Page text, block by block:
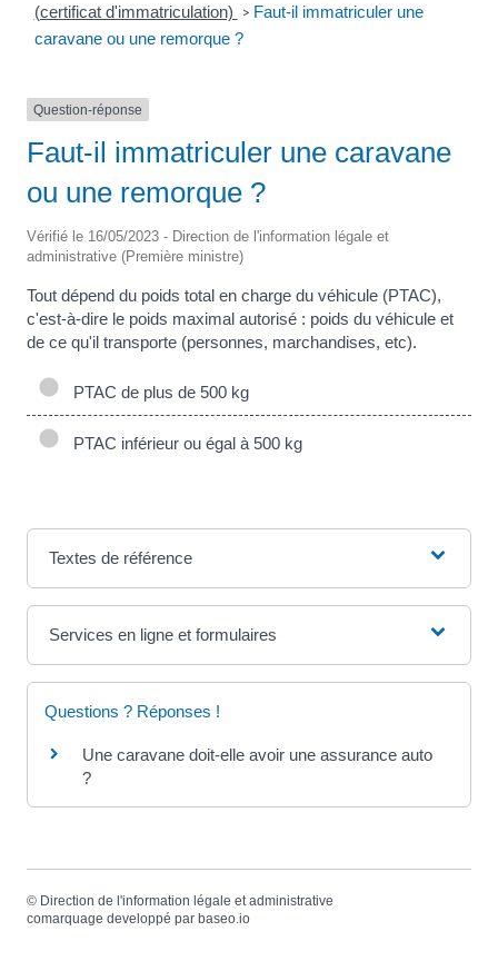
(certificat d'immatriculation)
> Faut-il immatriculer une
caravane ou une remorque ?
Question-réponse
Faut-il immatriculer une caravane
ou une remorque ?
Vérifié le 16/05/2023 - Direction de l'information légale et
administrative (Première ministre)
Tout dépend du poids total en charge du véhicule (PTAC),
c'est-à-dire le poids maximal autorisé : poids du véhicule et
de ce qu'il transporte (personnes, marchandises, etc).
PTAC de plus de 500 kg
PTAC inférieur ou égal à 500 kg
Textes de référence
Services en ligne et formulaires
Questions ? Réponses !
Une caravane doit-elle avoir une assurance auto
?
© Direction de l'information légale et administrative
comarquage developpé par baseo.io